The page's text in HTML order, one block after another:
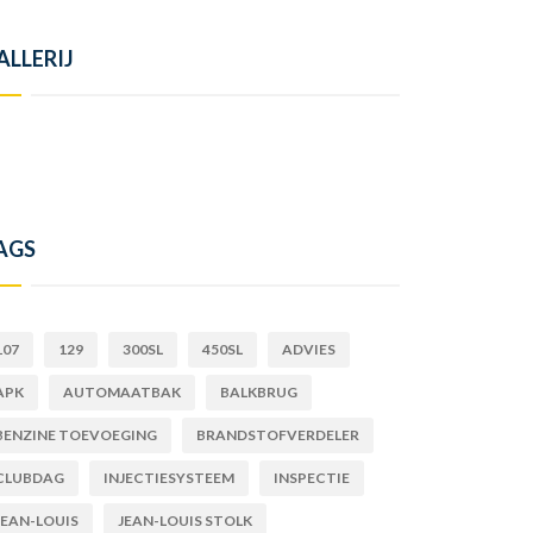
129 300SL 450SL ADVIES
AUTOMAATBAK BALKBRUG
TOEVOEGING BRANDSTOFVERDELER
INJECTIESYSTEEM INSPECTIE
LOUIS JEAN-LOUIS STOLK